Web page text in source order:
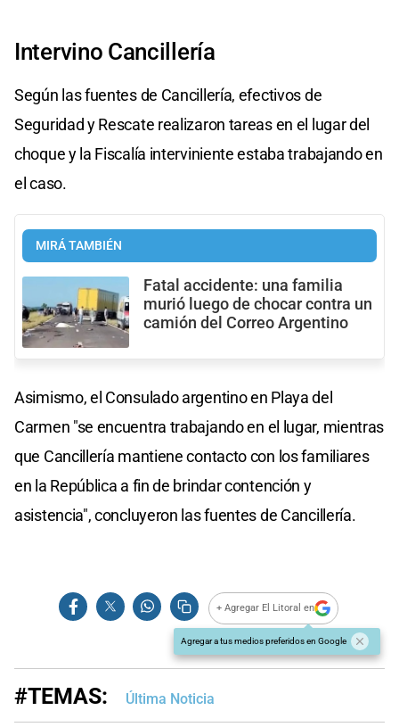
Intervino Cancillería
Según las fuentes de Cancillería, efectivos de
Seguridad y Rescate realizaron tareas en el lugar del
choque y la Fiscalía interviniente estaba trabajando en
el caso.
MIRÁ TAMBIÉN
Fatal accidente: una familia
murió luego de chocar contra un
camión del Correo Argentino
Asimismo, el Consulado argentino en Playa del
Carmen "se encuentra trabajando en el lugar, mientras
que Cancillería mantiene contacto con los familiares
en la República a fin de brindar contención y
asistencia", concluyeron las fuentes de Cancillería.
+ Agregar El Litoral en
Agregar a tus medios preferidos en Google
#TEMAS: Última Noticia